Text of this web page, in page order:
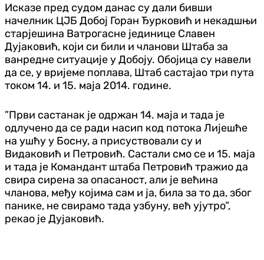
Исказе пред судом данас су дали бивши
начелник ЦЈБ Добој Горан Ђурковић и некадшњи
старјешина Ватрогасне јединице Славен
Дујаковић, који си били и чланови Штаба за
ванредне ситуације у Добоју. Обојица су навели
да се, у вријеме поплава, Штаб састајао три пута
током 14. и 15. маја 2014. године.
”Први састанак је одржан 14. маја и тада је
одлучено да се ради насип код потока Лијешће
на ушћу у Босну, а присуствовали су и
Видаковић и Петровић. Састали смо се и 15. маја
и тада је Командант штаба Петровић тражио да
свира сирена за опасаност, али је већина
чланова, међу којима сам и ја, била за то да, због
панике, не свирамо тада узбуну, већ ујутро”,
рекао је Дујаковић.